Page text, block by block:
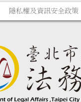
隱私權及資訊安全政策